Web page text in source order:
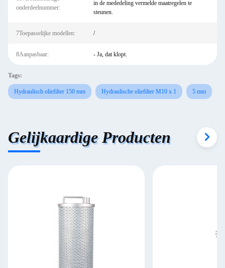
onderdeelnummer:
in de mededeling vermelde maatregelen te
steunen.
7Toepasselijke modellen: /
8Aanpasbaar: - Ja, dat klopt.
Tags:
Hydraulisch oliefilter 150 mm Hydraulische oliefilter M10 x 1 5 mm
Gelijkaardige Producten